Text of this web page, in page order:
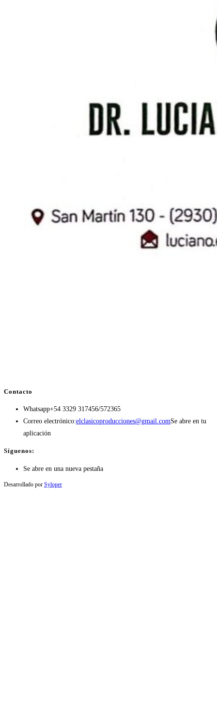
Contacto
Whatsapp+54 3329 317456/572365
Correo electrónico:elclasicoproducciones@gmail.comSe abre en tu
aplicación
Síguenos:
Se abre en una nueva pestaña
Desarrollado por Syloper